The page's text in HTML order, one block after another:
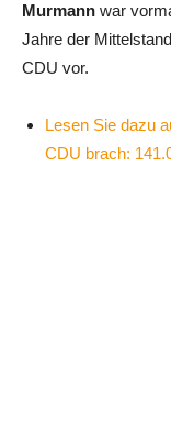
Murmann war
Jahre der
CDU vor.
Lesen Sie dazu
CDU brach: